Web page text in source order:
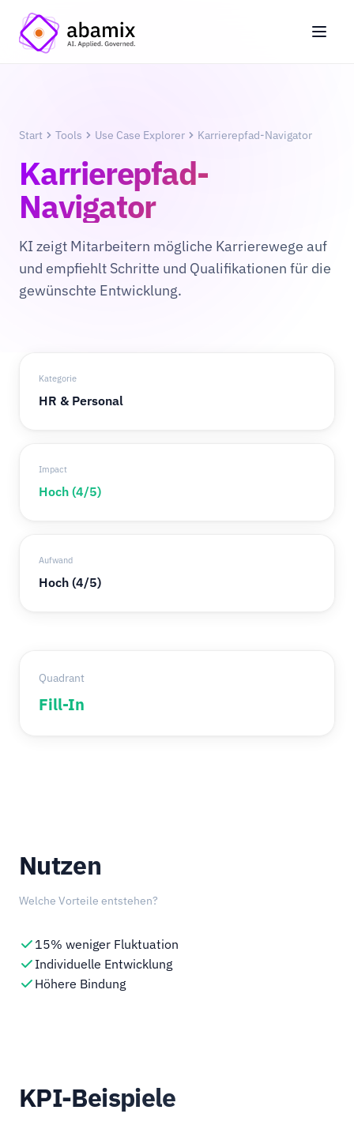
Start Tools Use Case Explorer Karrierepfad-Navigator
Karrierepfad-
Navigator
KI zeigt Mitarbeitern mögliche Karrierewege auf
und empfiehlt Schritte und Qualifikationen für die
gewünschte Entwicklung.
Kategorie
HR & Personal
Impact
Hoch (4/5)
Aufwand
Hoch (4/5)
Quadrant
Fill-In
Nutzen
Welche Vorteile entstehen?
15% weniger Fluktuation
Individuelle Entwicklung
Höhere Bindung
KPI-Beispiele